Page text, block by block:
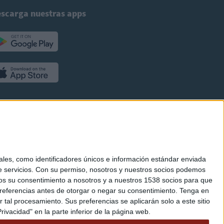
como identificadores únicos e información estándar enviada
servicios. Con su permiso, nosotros y nuestros socios podemos
su consentimiento a nosotros y a nuestros 1538 socios para que
antes de otorgar o negar su consentimiento. Tenga en
procesamiento. Sus preferencias se aplicarán solo a este sitio
en la parte inferior de la página web.
nuestras apps